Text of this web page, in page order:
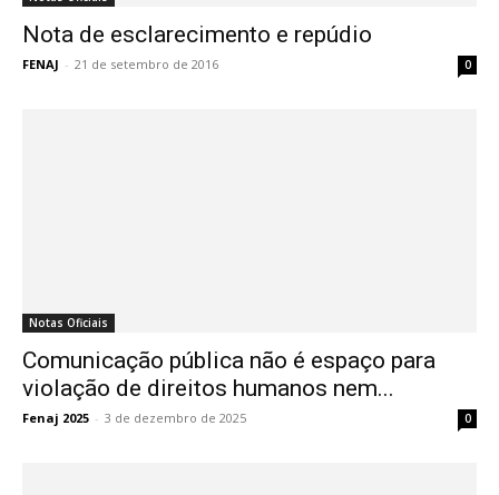
Nota de esclarecimento e repúdio
FENAJ - 21 de setembro de 2016 0
Notas Oficiais
Comunicação pública não é espaço para
violação de direitos humanos nem...
Fenaj 2025 - 3 de dezembro de 2025 0